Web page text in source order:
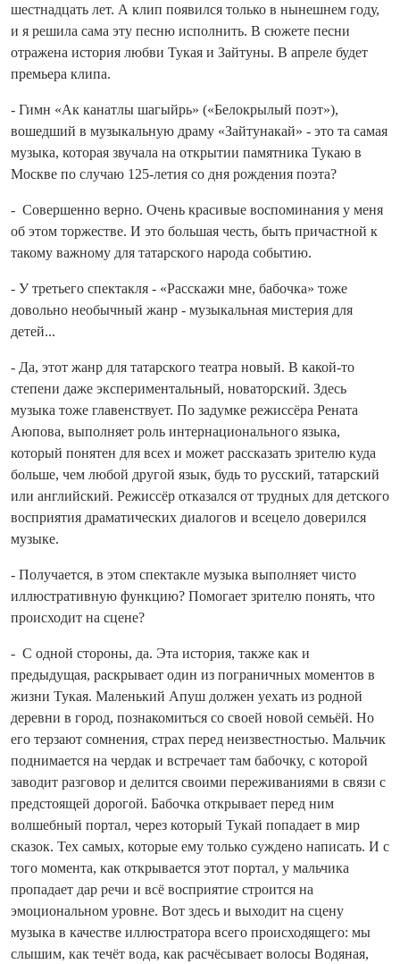
шестнадцать лет. А клип появился только в нынешнем году,
и я решила сама эту песню исполнить. В сюжете песни
отражена история любви Тукая и Зайтуны. В апреле будет
премьера клипа.
- Гимн «Ак канатлы шагыйрь» («Белокрылый поэт»),
вошедший в музыкальную драму «Зайтунакай» - это та самая
музыка, которая звучала на открытии памятника Тукаю в
Москве по случаю 125-летия со дня рождения поэта?
- Совершенно верно. Очень красивые воспоминания у меня
об этом торжестве. И это большая честь, быть причастной к
такому важному для татарского народа событию.
- У третьего спектакля - «Расскажи мне, бабочка» тоже
довольно необычный жанр - музыкальная мистерия для
детей...
- Да, этот жанр для татарского театра новый. В какой-то
степени даже экспериментальный, новаторский. Здесь
музыка тоже главенствует. По задумке режиссёра Рената
Аюпова, выполняет роль интернационального языка,
который понятен для всех и может рассказать зрителю куда
больше, чем любой другой язык, будь то русский, татарский
или английский. Режиссёр отказался от трудных для детского
восприятия драматических диалогов и всецело доверился
музыке.
- Получается, в этом спектакле музыка выполняет чисто
иллюстративную функцию? Помогает зрителю понять, что
происходит на сцене?
- С одной стороны, да. Эта история, также как и
предыдущая, раскрывает один из пограничных моментов в
жизни Тукая. Маленький Апуш должен уехать из родной
деревни в город, познакомиться со своей новой семьёй. Но
его терзают сомнения, страх перед неизвестностью. Мальчик
поднимается на чердак и встречает там бабочку, с которой
заводит разговор и делится своими переживаниями в связи с
предстоящей дорогой. Бабочка открывает перед ним
волшебный портал, через который Тукай попадает в мир
сказок. Тех самых, которые ему только суждено написать. И с
того момента, как открывается этот портал, у мальчика
пропадает дар речи и всё восприятие строится на
эмоциональном уровне. Вот здесь и выходит на сцену
музыка в качестве иллюстратора всего происходящего: мы
слышим, как течёт вода, как расчёсывает волосы Водяная,